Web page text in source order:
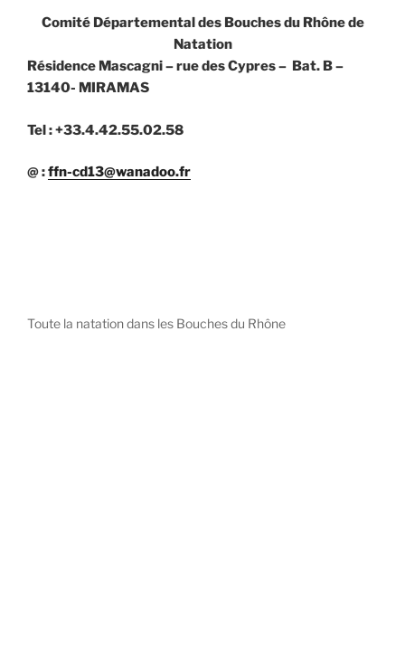
Comité Départemental des Bouches du Rhône de
Natation
Résidence Mascagni – rue des Cypres – Bat. B –
13140- MIRAMAS
Tel : +33.4.42.55.02.58
@ :ffn-cd13@wanadoo.fr
Toute la natation dans les Bouches du Rhône